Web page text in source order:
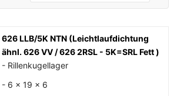
626 LLB/5K NTN (Leichtlaufdichtung
ähnl. 626 VV / 626 2RSL - 5K=SRL Fett )
- Rillenkugellager
- 6 x 19 x 6